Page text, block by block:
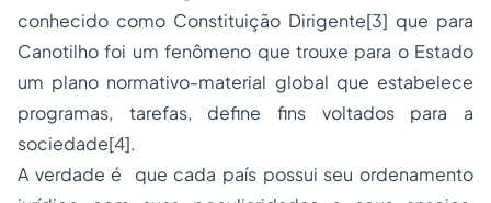
conhecido como Constituição Dirigente[3] que para
Canotilho foi um fenômeno que trouxe para o Estado
um plano normativo-material global que estabelece
programas, tarefas, define fins voltados para a
sociedade[4].
A verdade é que cada país possui seu ordenamento